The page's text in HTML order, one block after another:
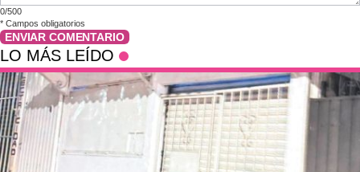
0/500
* Campos obligatorios
ENVIAR COMENTARIO
LO MÁS LEÍDO